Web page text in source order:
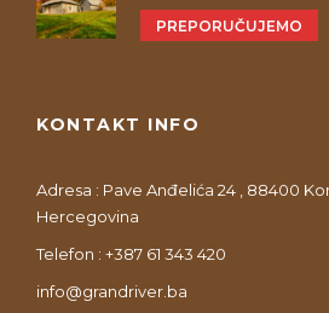
PREPORUČUJEMO
KONTAKT INFO
Adresa : Pave Anđelića 24 , 88400
Hercegovina
Telefon : +387 61 343 420
info@grandriver.ba